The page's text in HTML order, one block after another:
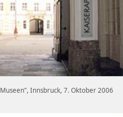
Innsbruck, 7. Oktober 2006